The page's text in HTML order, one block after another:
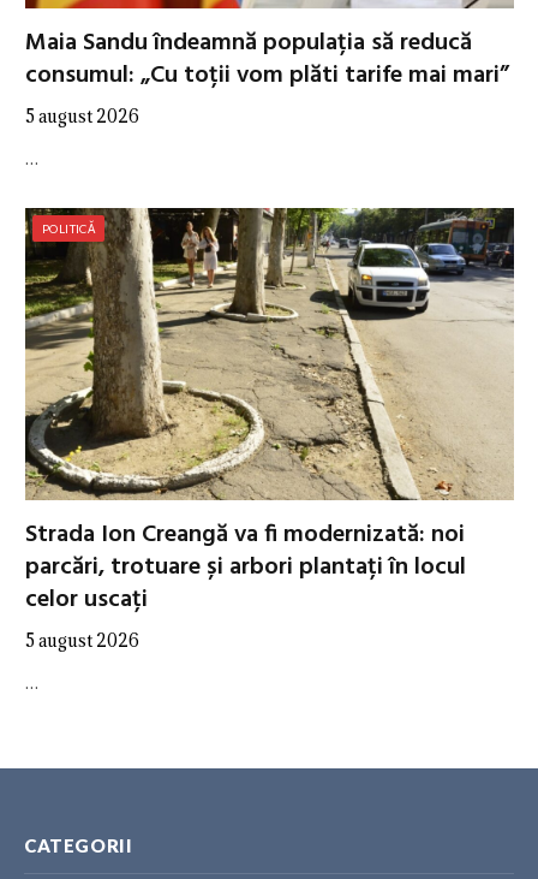
Maia Sandu îndeamnă populația să reducă
consumul: „Cu toții vom plăti tarife mai mari”
5 august 2026
…
POLITICĂ
Strada Ion Creangă va fi modernizată: noi
parcări, trotuare și arbori plantați în locul
celor uscați
5 august 2026
…
CATEGORII